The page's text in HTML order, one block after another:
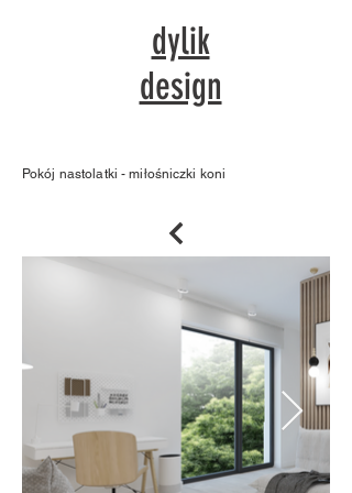
dylik
design
Pokój nastolatki - miłośniczki koni